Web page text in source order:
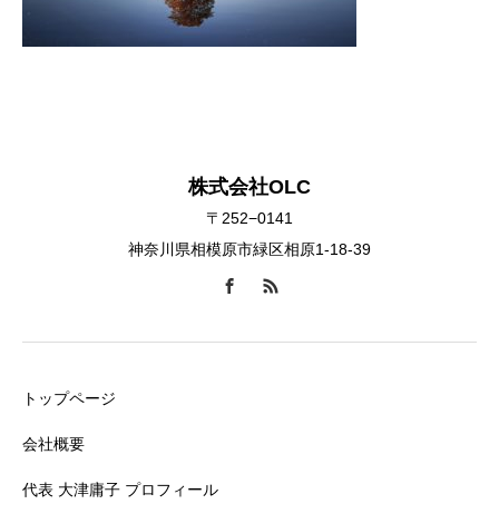
株式会社OLC
〒252−0141
神奈川県相模原市緑区相原1-18-39
トップページ
会社概要
代表 大津庸子 プロフィール